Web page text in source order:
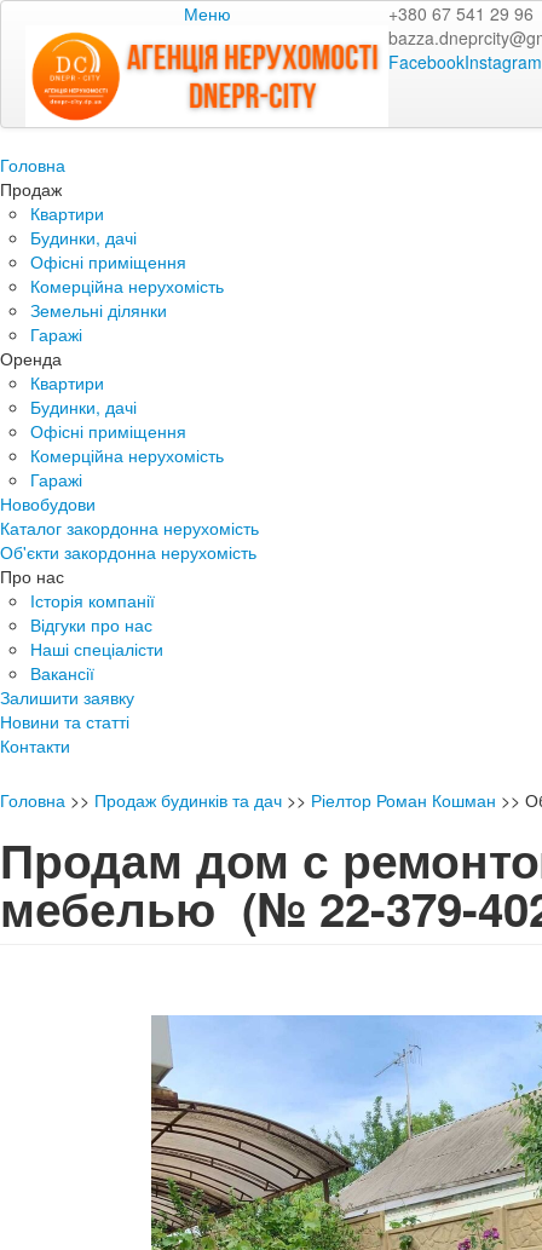
Меню
+380 67 541 29 96
FacebookInstagram
Головна
Продаж
Квартири
Будинки, дачі
Офісні приміщення
Комерційна нерухомість
Земельні ділянки
Гаражі
Оренда
Квартири
Будинки, дачі
Офісні приміщення
Комерційна нерухомість
Гаражі
Новобудови
Каталог закордонна нерухомість
Об'єкти закордонна нерухомість
Про нас
Історія компанії
Відгуки про нас
Наші спеціалісти
Вакансії
Залишити заявку
Новини та статті
Контакти
Головна >> Продаж будинків та дач >> Ріелтор Роман Кошман >>
Продам дом с
мебелью (№ 22-379-